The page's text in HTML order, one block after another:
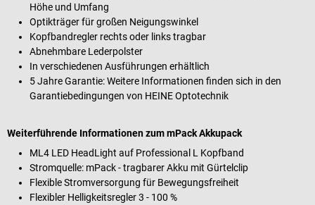
Höhe und Umfang
Optikträger für großen Neigungswinkel
Kopfbandregler rechts oder links tragbar
Abnehmbare Lederpolster
In verschiedenen Ausführungen erhältlich
5 Jahre Garantie: Weitere Informationen finden sich in den
Garantiebedingungen von HEINE Optotechnik
Weiterführende Informationen zum mPack Akkupack
ML4 LED HeadLight auf Professional L Kopfband
Stromquelle: mPack - tragbarer Akku mit Gürtelclip
Flexible Stromversorgung für Bewegungsfreiheit
Flexibler Helligkeitsregler 3 - 100 %